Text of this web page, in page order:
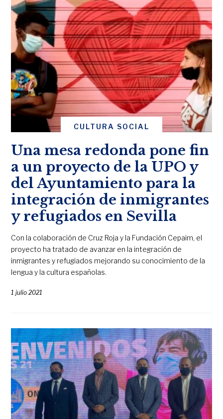
CULTURA SOCIAL
Una mesa redonda pone fin
a un proyecto de la UPO y
del Ayuntamiento para la
integración de inmigrantes
y refugiados en Sevilla
Con la colaboración de Cruz Roja y la Fundación Cepaim, el
proyecto ha tratado de avanzar en la integración de
inmigrantes y refugiados mejorando su conocimiento de la
lengua y la cultura españolas.
1 julio 2021